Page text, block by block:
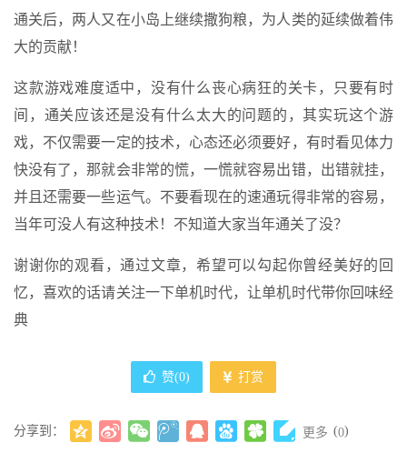
通关后，两人又在小岛上继续撒狗粮，为人类的延续做着伟
大的贡献！
这款游戏难度适中，没有什么丧心病狂的关卡，只要有时
间，通关应该还是没有什么太大的问题的，其实玩这个游
戏，不仅需要一定的技术，心态还必须要好，有时看见体力
快没有了，那就会非常的慌，一慌就容易出错，出错就挂，
并且还需要一些运气。不要看现在的速通玩得非常的容易，
当年可没人有这种技术！不知道大家当年通关了没？
谢谢你的观看，通过文章，希望可以勾起你曾经美好的回
忆，喜欢的话请关注一下单机时代，让单机时代带你回味经
典
赞(0) 打赏
分享到： 更多 (0)